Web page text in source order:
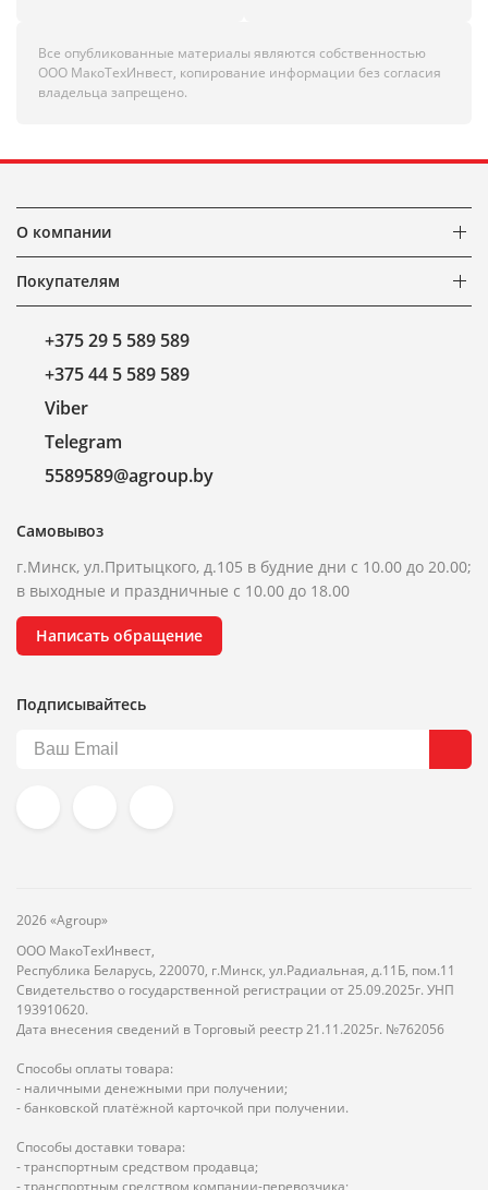
Все опубликованные материалы являются собственностью
ООО МакоТехИнвест, копирование информации без согласия
владельца запрещено.
О компании
Покупателям
+375 29 5 589 589
+375 44 5 589 589
Viber
Telegram
5589589@agroup.by
Самовывоз
г.Минск, ул.Притыцкого, д.105 в будние дни с 10.00 до 20.00;
в выходные и праздничные с 10.00 до 18.00
Написать обращение
Подписывайтесь
2026 «Agroup»
ООО МакоТехИнвест,
Республика Беларусь, 220070, г.Минск, ул.Радиальная, д.11Б, пом.11
Свидетельство о государственной регистрации от 25.09.2025г. УНП
193910620.
Дата внесения сведений в Торговый реестр 21.11.2025г. №762056
Способы оплаты товара:
- наличными денежными при получении;
- банковской платёжной карточкой при получении.
Способы доставки товара:
- транспортным средством продавца;
- транспортным средством компании-перевозчика;